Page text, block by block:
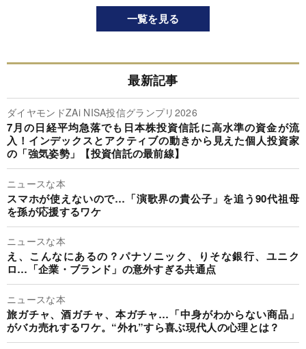
一覧を見る
最新記事
ダイヤモンドZAi NISA投信グランプリ2026
7月の日経平均急落でも日本株投資信託に高水準の資金が流
入！インデックスとアクティブの動きから見えた個人投資家
の「強気姿勢」【投資信託の最前線】
ニュースな本
スマホが使えないので…「演歌界の貴公子」を追う90代祖母
を孫が応援するワケ
ニュースな本
え、こんなにあるの？パナソニック、りそな銀行、ユニク
ロ…「企業・ブランド」の意外すぎる共通点
ニュースな本
旅ガチャ、酒ガチャ、本ガチャ…「中身がわからない商品」
がバカ売れするワケ。“外れ”すら喜ぶ現代人の心理とは？